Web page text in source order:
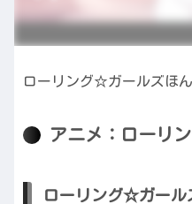
ローリング☆ガールズほ
アニメ：ローリ
ローリング☆ガール